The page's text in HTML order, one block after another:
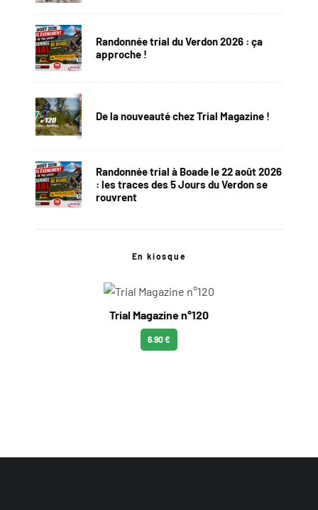
Randonnée trial du Verdon 2026 : ça
approche !
De la nouveauté chez Trial Magazine !
Randonnée trial à Boade le 22 août 2026
: les traces des 5 Jours du Verdon se
rouvrent
En kiosque
Trial Magazine n°120
6.90 €